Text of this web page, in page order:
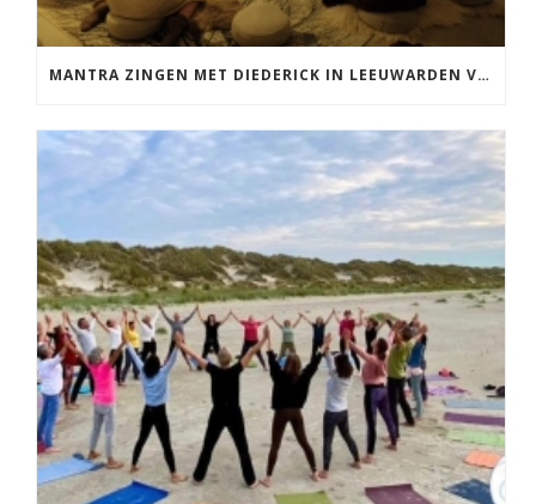
MANTRA ZINGEN MET DIEDERICK IN LEEUWARDEN VRIJDAG 12 JUNI KIRTAN